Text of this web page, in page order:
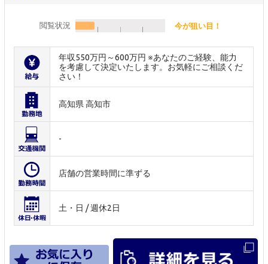
閲覧状況 今が狙い目！
年収550万円～600万円 ※あなたのご経験、能力
を考慮して決定いたします。お気軽にご相談くだ
さい！
高知県 高知市
-
店舗の営業時間に準ずる
土・日 / 週休2日